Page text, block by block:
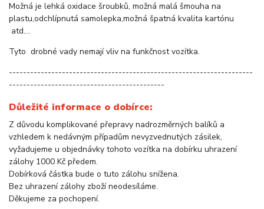
Možná je lehká oxidace šroubků, možná malá šmouha na
plastu,odchlípnutá samolepka,možná špatná kvalita kartónu
atd….
Tyto drobné vady nemají vliv na funkčnost vozítka.
---------------------------------------------------------------------
--------------------------------------------
Důležité informace o dobírce:
Z důvodu komplikované přepravy nadrozměrných balíků a
vzhledem k nedávným případům nevyzvednutých zásilek,
vyžadujeme u objednávky tohoto vozítka na dobírku uhrazení
zálohy 1000 Kč předem.
Dobírková částka bude o tuto zálohu snížena.
Bez uhrazení zálohy zboží neodesíláme.
Děkujeme za pochopení.